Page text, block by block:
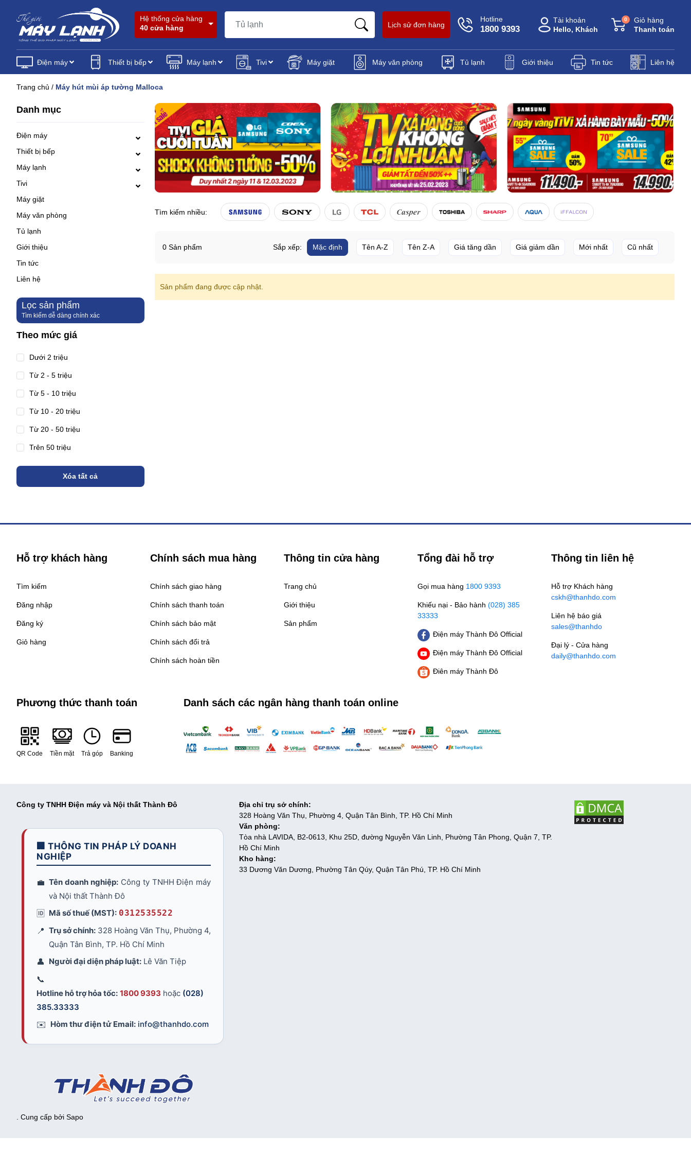
Hệ thống cửa hàng
40 cửa hàng
Lịch sử đơn hàng
Hotline
1800 9393
Tài khoản
Hello, Khách
Giỏ hàng
Thanh toán
0
Điện máy Thiết bị bếp Máy lạnh Tivi Máy giặt Máy văn phòng Tủ lạnh Giới thiệu Tin tức Liên hệ
Trang chủ / Máy hút mùi áp tường Malloca
Danh mục
Điện máy
Thiết bị bếp
Máy lạnh
Tivi
Máy giặt
Máy văn phòng
Tủ lạnh
Giới thiệu
Tin tức
Liên hệ
Lọc sản phẩm
Tìm kiếm dễ dàng chính xác
Theo mức giá
Dưới 2 triệu
Từ 2 - 5 triệu
Từ 5 - 10 triệu
Từ 10 - 20 triệu
Từ 20 - 50 triệu
Trên 50 triệu
Xóa tất cả
Tìm kiếm nhiều:
0 Sản phẩm Sắp xếp: Mặc định Tên A-Z Tên Z-A Giá tăng dần Giá giảm dần Mới nhất Cũ nhất
Sản phẩm đang được cập nhật.
Hỗ trợ khách hàng
Tìm kiếm
Đăng nhập
Đăng ký
Giỏ hàng
Chính sách mua hàng
Chính sách giao hàng
Chính sách thanh toán
Chính sách bảo mật
Chính sách đổi trả
Chính sách hoàn tiền
Thông tin cửa hàng
Trang chủ
Giới thiệu
Sản phẩm
Tổng đài hỗ trợ
Gọi mua hàng 1800 9393
Khiếu nại - Bảo hành (028) 385
33333
Điện máy Thành Đô Official
Điện máy Thành Đô Official
Điên máy Thành Đô
Thông tin liên hệ
Hỗ trợ Khách hàng
cskh@thanhdo.com
Liên hệ báo giá
sales@thanhdo
Đại lý - Cửa hàng
daily@thanhdo.com
Phương thức thanh toán
QR Code Tiền mặt Trả góp Banking
Danh sách các ngân hàng thanh toán online
Công ty TNHH Điện máy và Nội thất Thành Đô
🏢 THÔNG TIN PHÁP LÝ DOANH
NGHIỆP
💼 Tên doanh nghiệp:Công ty TNHH Điện máy
và Nội thất Thành Đô
🆔 Mã số thuế (MST): 0312535522
📍 Trụ sở chính: 328 Hoàng Văn Thụ, Phường 4,
Quận Tân Bình, TP. Hồ Chí Minh
👤 Người đại diện pháp luật: Lê Văn Tiệp
📞
Hotline hỗ trợ hỏa tốc: 1800 9393 hoặc (028)
385.33333
✉️ Hòm thư điện tử Email: info@thanhdo.com
. Cung cấp bởi Sapo
Địa chỉ trụ sở chính:
328 Hoàng Văn Thụ, Phường 4, Quận Tân Bình, TP. Hồ Chí Minh
Văn phòng:
Tòa nhà LAVIDA, B2-0613, Khu 25D, đường Nguyễn Văn Linh, Phường Tân Phong, Quận 7, TP.
Hồ Chí Minh
Kho hàng:
33 Dương Văn Dương, Phường Tân Qúy, Quận Tân Phú, TP. Hồ Chí Minh